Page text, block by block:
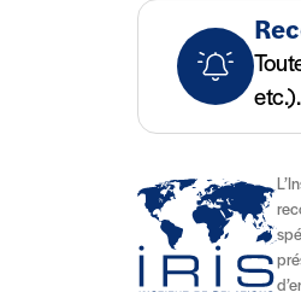
etc.).